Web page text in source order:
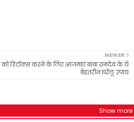
NEWER
को डिटॉक्स करने के लिए आजमाएं बाबा रामदेव के ये
बेहतरीन घरेलू उपाय
Show more